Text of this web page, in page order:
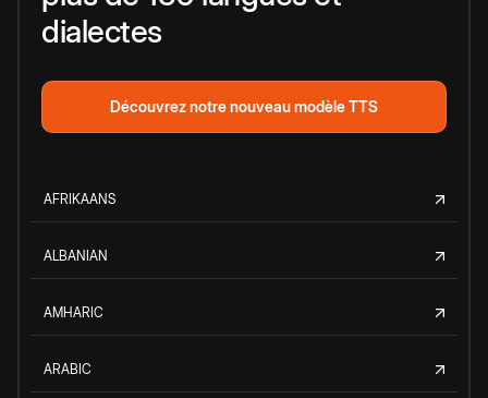
dialectes
Découvrez notre nouveau modèle TTS
AFRIKAANS
ALBANIAN
AMHARIC
ARABIC